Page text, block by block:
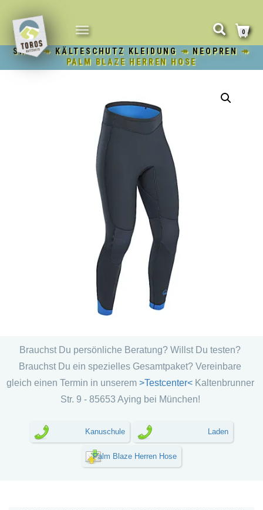
NAVIGATION
UMSCHALTEN
0
SHOP↠ KÄLTESCHUTZ KLEIDUNG ↠ NEOPREN ↠
PALM BLAZE HERREN HOSE
Brauchst Du persönliche Beratung? Willst Du testen?
Brauchst Du ein spezielles Gesamtpaket? Vereinbare
gleich einen Termin in unserem>Testcenter< Kaltenbrunner
Str. 9 - 85653 Aying bei München!
Kanuschule Laden
Palm Blaze Herren Hose